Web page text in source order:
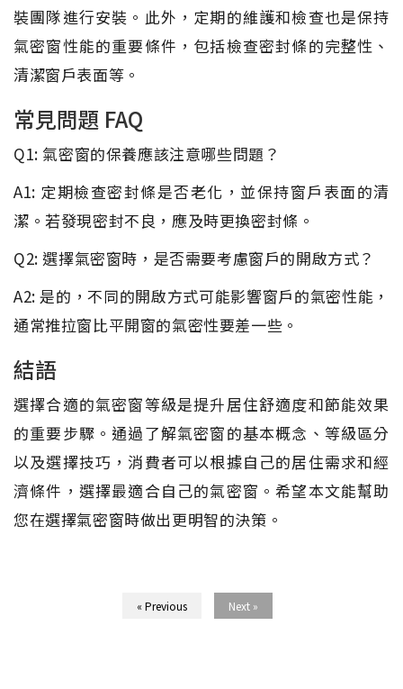
裝團隊進行安裝。此外，定期的維護和檢查也是保持
氣密窗性能的重要條件，包括檢查密封條的完整性、
清潔窗戶表面等。
常見問題 FAQ
Q1: 氣密窗的保養應該注意哪些問題？
A1: 定期檢查密封條是否老化，並保持窗戶表面的清
潔。若發現密封不良，應及時更換密封條。
Q2: 選擇氣密窗時，是否需要考慮窗戶的開啟方式？
A2: 是的，不同的開啟方式可能影響窗戶的氣密性能，
通常推拉窗比平開窗的氣密性要差一些。
結語
選擇合適的氣密窗等級是提升居住舒適度和節能效果
的重要步驟。通過了解氣密窗的基本概念、等級區分
以及選擇技巧，消費者可以根據自己的居住需求和經
濟條件，選擇最適合自己的氣密窗。希望本文能幫助
您在選擇氣密窗時做出更明智的決策。
« Previous Next »